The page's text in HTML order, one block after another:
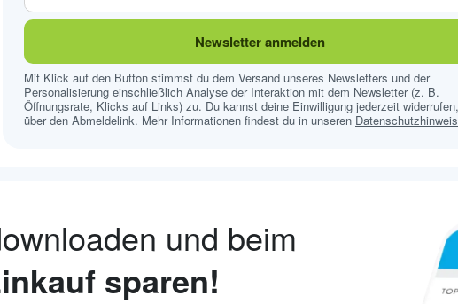
Newsletter anmelden
Mit Klick auf den Button stimmst du dem Versand unseres Newsletters und der
Personalisierung einschließlich Analyse der Interaktion mit dem Newsletter (z. B.
Öffnungsrate, Klicks auf Links) zu. Du kannst deine Einwilligung jederzeit
über den Abmeldelink. Mehr Informationen findest du in unseren
und beim
sparen!